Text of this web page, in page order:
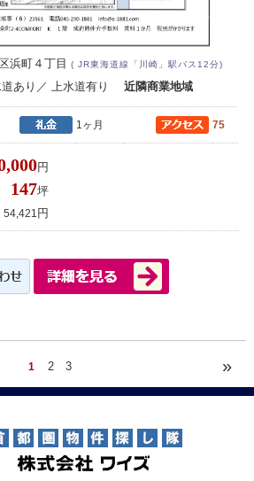
浜町４丁目( JR東海道線「川崎」駅バス12分)
道あり／ 上水道有り近隣商業地域
1ヶ月 75
円
147坪
54,421 円
1 2 3 »